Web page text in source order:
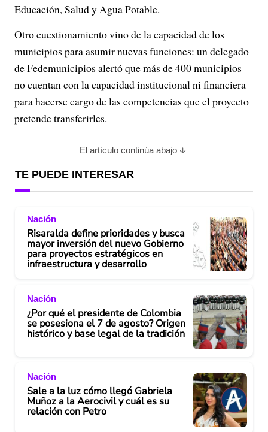
Educación, Salud y Agua Potable.
Otro cuestionamiento vino de la capacidad de los
municipios para asumir nuevas funciones: un delegado
de Fedemunicipios alertó que más de 400 municipios
no cuentan con la capacidad institucional ni financiera
para hacerse cargo de las competencias que el proyecto
pretende transferirles.
El artículo continúa abajo
TE PUEDE INTERESAR
Nación
Risaralda define prioridades y busca
mayor inversión del nuevo Gobierno
para proyectos estratégicos en
infraestructura y desarrollo
Nación
¿Por qué el presidente de Colombia
se posesiona el 7 de agosto? Origen
histórico y base legal de la tradición
Nación
Sale a la luz cómo llegó Gabriela
Muñoz a la Aerocivil y cuál es su
relación con Petro